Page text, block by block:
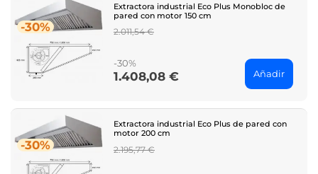
-30%
Extractora industrial Eco Plus Monobloc de
pared con motor 150 cm
Regular
2.011,54 €
-30%
Price
1.408,08 € Añadir
-30%
Extractora industrial Eco Plus de pared con
motor 200 cm
Regular
2.195,77 €